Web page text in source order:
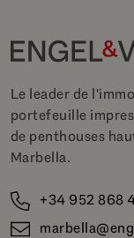
Le leader de
portefeuille
de penthouses
Marbella.
+34 952 868